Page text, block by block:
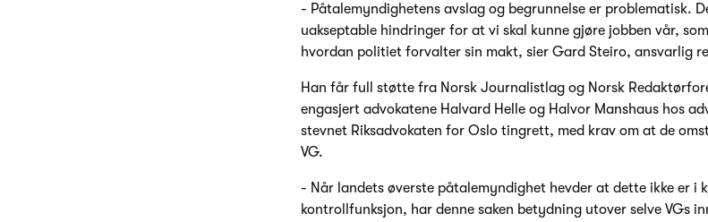
- Påtalemyndighetens avslag og begrunnelse er problematisk.
uakseptable hindringer for at vi skal kunne gjøre jobben vår,
hvordan politiet forvalter sin makt, sier Gard Steiro, ansvarlig
Han får full støtte fra Norsk Journalistlag og Norsk
engasjert advokatene Halvard Helle og Halvor Manshaus hos
stevnet Riksadvokaten for Oslo tingrett, med krav om at de
VG.
- Når landets øverste påtalemyndighet hevder at dette ikke er i
kontrollfunksjon, har denne saken betydning utover selve VGs